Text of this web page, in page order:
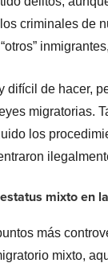
criminales de
difícil de hacer,
migratorias.
los
mixto en
más
mixto,